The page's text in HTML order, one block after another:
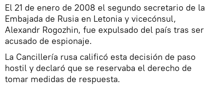
El 21 de enero de 2008 el segundo secretario de la
Embajada de Rusia en Letonia y vicecónsul,
Alexandr Rogozhin, fue expulsado del país tras ser
acusado de espionaje.
La Cancillería rusa calificó esta decisión de paso
hostil y declaró que se reservaba el derecho de
tomar medidas de respuesta.